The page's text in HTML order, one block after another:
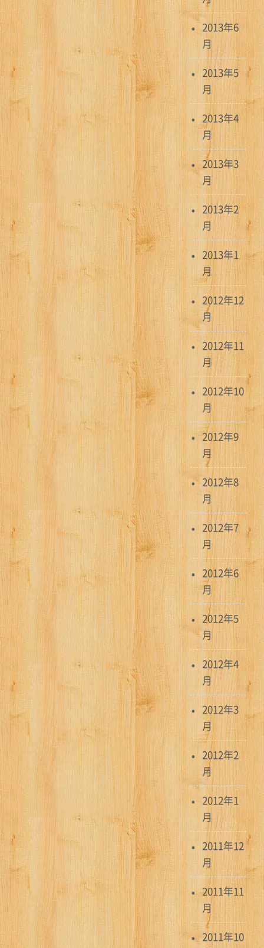
2013年6
月
2013年5
月
2013年4
月
2013年3
月
2013年2
月
2013年1
月
2012年12
月
2012年11
月
2012年10
月
2012年9
月
2012年8
月
2012年7
月
2012年6
月
2012年5
月
2012年4
月
2012年3
月
2012年2
月
2012年1
月
2011年12
月
2011年11
月
2011年10